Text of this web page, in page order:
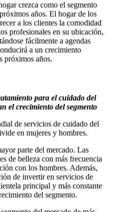
crezca como el segmento
años. El hogar de los
a los clientes la comodidad
profesionales en su ubicación,
fácilmente a agendas
a un crecimiento
próximos años.
para el cuidado del
el crecimiento del segmento
de servicios de cuidado del
en mujeres y hombres.
parte del mercado. Las
de belleza con más frecuencia
con los hombres. Además,
de invertir en servicios de
principal y más constante
del segmento.